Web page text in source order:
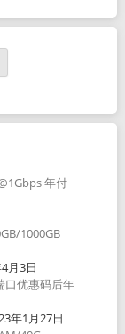
年付
1000GB
月3日
口优惠码后年
年1月27日